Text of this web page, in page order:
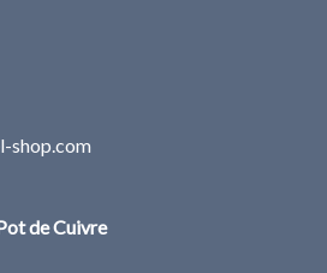
shop.com
de Cuivre